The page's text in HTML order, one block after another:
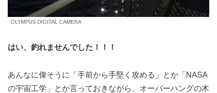
OLYMPUS DIGITAL CAMERA
はい、釣れませんでした！！！
あんなに偉そうに「手前から手堅く攻める」とか「NASA
の宇宙工学」とか言っておきながら、オーバーハングの木